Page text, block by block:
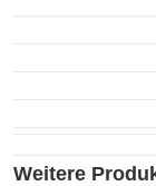
Weitere